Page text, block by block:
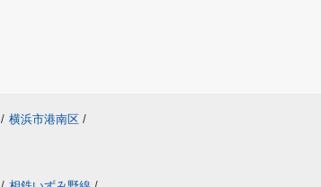
/ 横浜市港南区 /